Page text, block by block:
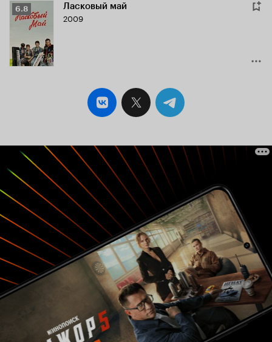
Рейтинг
Кинопоиска
6.8 Ласковый май
2009